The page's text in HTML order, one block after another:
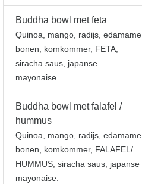
Buddha bowl met feta
Quinoa, mango, radijs, edamame
bonen, komkommer, FETA,
siracha saus, japanse
mayonaise.
Buddha bowl met falafel /
hummus
Quinoa, mango, radijs, edamame
bonen, komkommer, FALAFEL/
HUMMUS, siracha saus, japanse
mayonaise.